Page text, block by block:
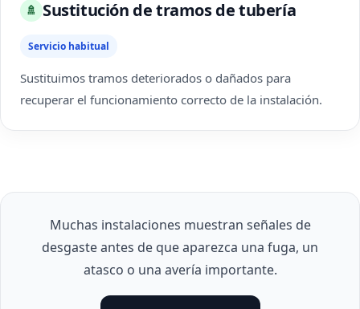
🚿 Sustitución de tramos de tubería
Servicio habitual
Sustituimos tramos deteriorados o dañados para
recuperar el funcionamiento correcto de la instalación.
Muchas instalaciones muestran señales de
desgaste antes de que aparezca una fuga, un
atasco o una avería importante.